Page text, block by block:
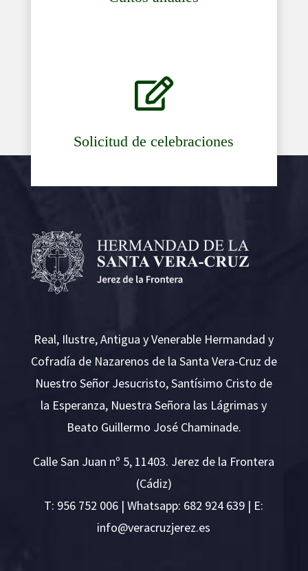

Solicitud de celebraciones
Real, Ilustre, Antigua y Venerable Hermandad y
Cofradía de Nazarenos de la Santa Vera-Cruz de
Nuestro Señor Jesucristo, Santísimo Cristo de
la Esperanza, Nuestra Señora las Lágrimas y
Beato Guillermo José Chaminade.
Calle San Juan nº 5, 11403. Jerez de la Frontera
(Cádiz)
T: 956 752 006 | Whatsapp: 682 924 639 | E:
se.ze
rejzu
rcare
v@ofn
i